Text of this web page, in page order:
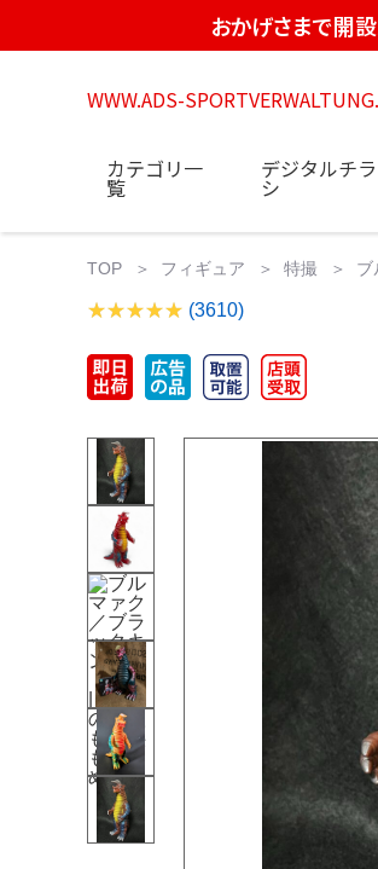
おかげさまで開
WWW.ADS-
カテゴリ一
覧
デジタルチラ
シ
TOP フィギュア 特撮
(3610)